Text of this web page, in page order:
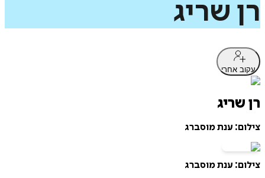
רן שריג
עקוב אחרי
רן שריג
צילום: ענת מוסברג
צילום: ענת מוסברג